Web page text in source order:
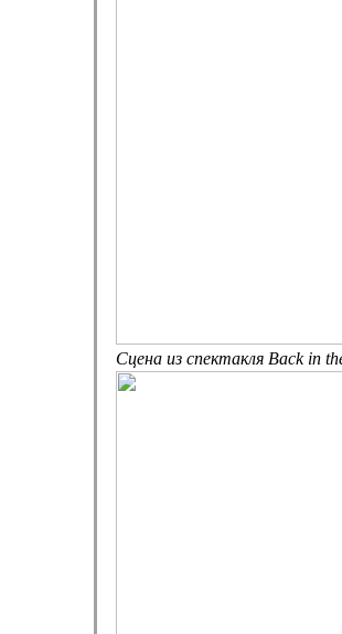
Сцена из спектакля Back in